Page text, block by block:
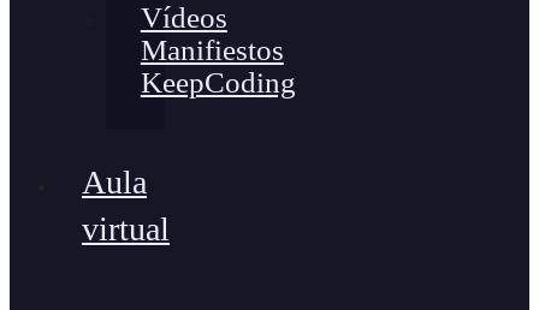
Vídeos
Manifiestos
KeepCoding
Aula
virtual